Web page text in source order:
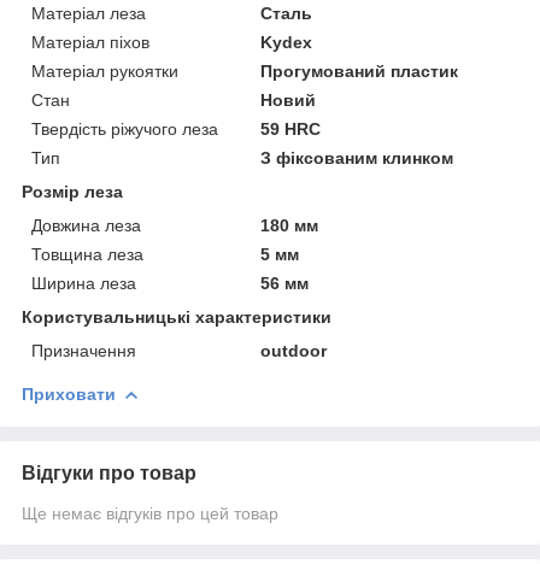
Матеріал леза
Сталь
Матеріал піхов
Kydex
Матеріал рукоятки
Прогумований пластик
Стан
Новий
Твердість ріжучого леза
59 HRC
Тип
З фіксованим клинком
Розмір леза
Довжина леза
180 мм
Товщина леза
5 мм
Ширина леза
56 мм
Користувальницькі характеристики
Призначення
outdoor
Приховати
Відгуки про товар
Ще немає відгуків про цей товар